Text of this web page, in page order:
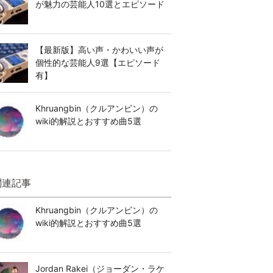
が魅力の芸能人10選とエピソード
【最新版】高い声・かわいい声が
個性的な芸能人9選【エピソード
有】
Khruangbin（クルアンビン）の
wiki的解説とおすすめ曲5選
記事
Khruangbin（クルアンビン）の
wiki的解説とおすすめ曲5選
Jordan Rakei（ジョーダン・ラケ